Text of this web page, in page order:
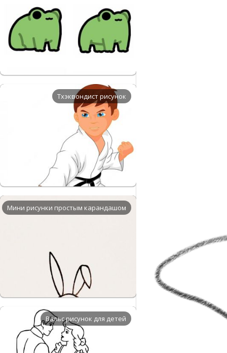
Тхэквондист рисунок
Мини рисунки простым карандашом
Вальс рисунок для детей